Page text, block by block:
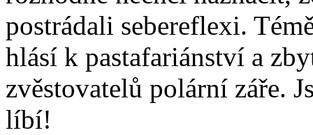
postrádali sebereflexi.
hlásí k pastafariánství a
zvěstovatelů polární záře.
líbí!